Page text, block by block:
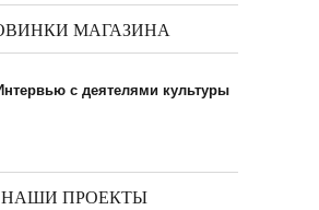
МАГАЗИНА
с деятелями культуры
НАШИ ПРОЕКТЫ